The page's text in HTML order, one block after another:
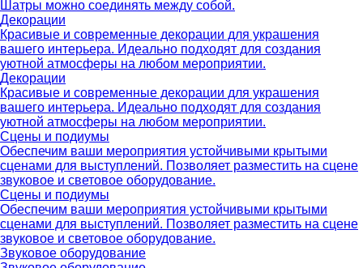
Шатры можно соединять между собой.
Декорации
Красивые и современные декорации для украшения
вашего интерьера. Идеально подходят для создания
уютной атмосферы на любом мероприятии.
Декорации
Красивые и современные декорации для украшения
вашего интерьера. Идеально подходят для создания
уютной атмосферы на любом мероприятии.
Сцены и подиумы
Обеспечим ваши мероприятия устойчивыми крытыми
сценами для выступлений. Позволяет разместить на сцене
звуковое и световое оборудование.
Сцены и подиумы
Обеспечим ваши мероприятия устойчивыми крытыми
сценами для выступлений. Позволяет разместить на сцене
звуковое и световое оборудование.
Звуковое оборудование